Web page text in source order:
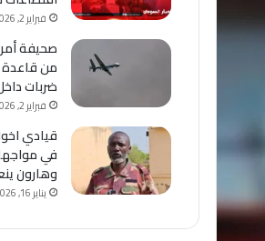
فبراير 2, 2026
صحيفة
من
ضربات
فبراير 2, 2026
قيادي
في
وهارون
يناير 16, 2026